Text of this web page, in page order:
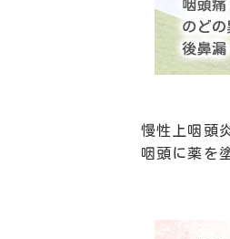
慢性上咽頭
咽頭に薬を